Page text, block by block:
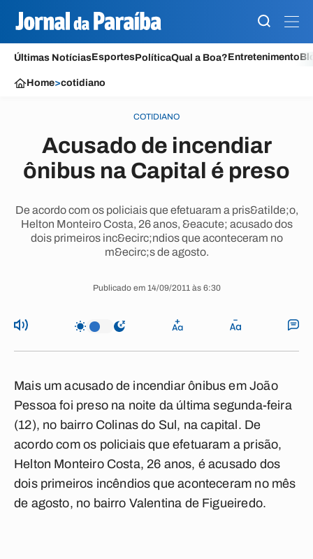
Últimas NotíciasEsportesPolíticaQual a Boa?Entretenimento
Home>cotidiano
COTIDIANO
Acusado de incendiar
ônibus na Capital é preso
De acordo com os policiais que efetuaram a pris&atilde;o,
Helton Monteiro Costa, 26 anos, &eacute; acusado dos
dois primeiros inc&ecirc;ndios que aconteceram no
m&ecirc;s de agosto.
Publicado em 14/09/2011 às 6:30
Mais um acusado de incendiar ônibus em João
Pessoa foi preso na noite da última segunda-feira
(12), no bairro Colinas do Sul, na capital. De
acordo com os policiais que efetuaram a prisão,
Helton Monteiro Costa, 26 anos, é acusado dos
dois primeiros incêndios que aconteceram no mês
de agosto, no bairro Valentina de Figueiredo.